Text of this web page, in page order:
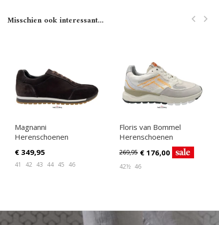
Misschien ook interessant...
Magnanni
Herenschoenen
€ 349,95
41 42 43 44 45 46
Floris van Bommel
Herenschoenen
269,95 € 176,00
42½ 46